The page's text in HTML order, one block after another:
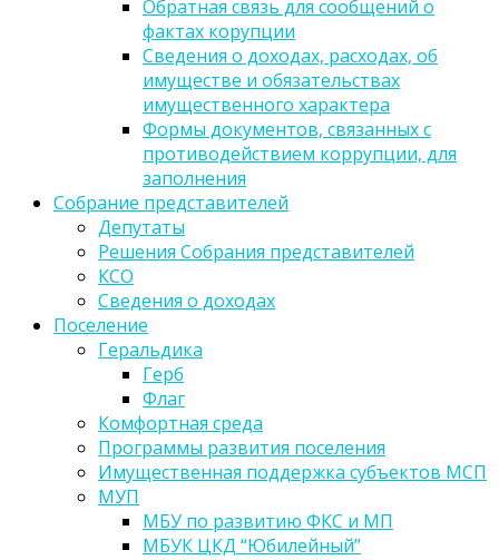
Обратная связь для сообщений о
фактах корупции
Сведения о доходах, расходах, об
имуществе и обязательствах
имущественного характера
Формы документов, связанных с
противодействием коррупции, для
заполнения
Собрание представителей
Депутаты
Решения Собрания представителей
КСО
Сведения о доходах
Поселение
Геральдика
Герб
Флаг
Комфортная среда
Программы развития поселения
Имущественная поддержка субъектов МСП
МУП
МБУ по развитию ФКС и МП
МБУК ЦКД “Юбилейный”